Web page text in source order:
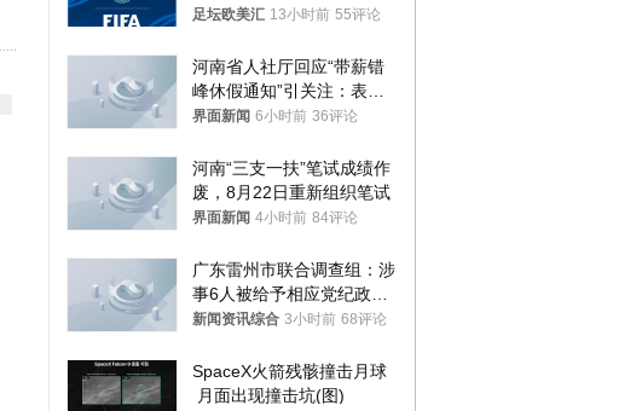
足坛欧美汇 13小时前 55评论
河南省人社厅回应“带薪错
峰休假通知”引关注：表述
不够准确，待修改后印发
界面新闻 6小时前 36评论
河南“三支一扶”笔试成绩作
废，8月22日重新组织笔试
界面新闻 4小时前 84评论
广东雷州市联合调查组：涉
事6人被给予相应党纪政务
处分和组织处理
新闻资讯综合 3小时前 68评论
SpaceX火箭残骸撞击月球
月面出现撞击坑(图)